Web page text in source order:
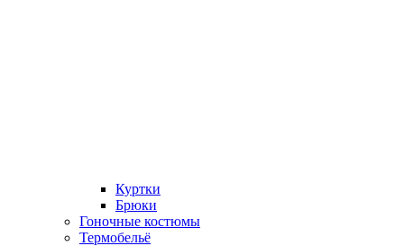
Куртки
Брюки
Гоночные костюмы
Термобельё